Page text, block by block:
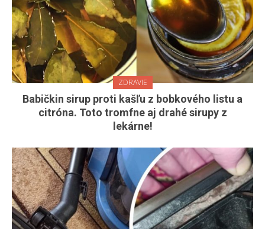
ZDRAVIE
Babičkin sirup proti kašľu z bobkového listu a
citróna. Toto tromfne aj drahé sirupy z
lekárne!